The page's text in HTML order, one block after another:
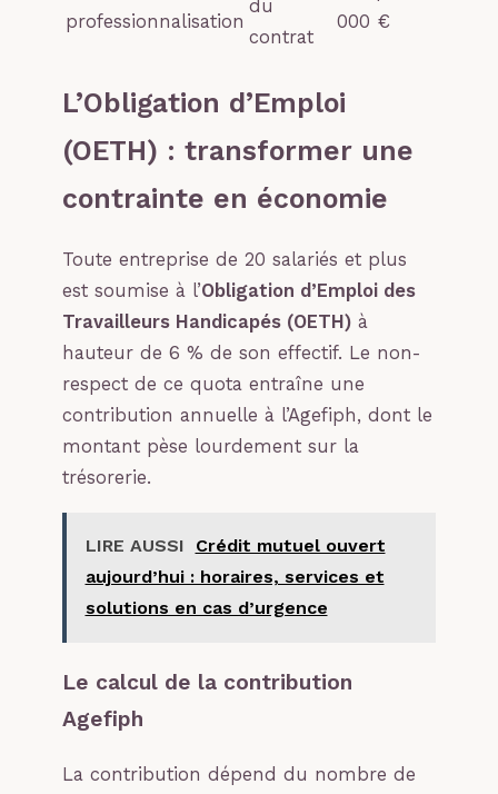
professionnalisation
du
contrat
000 €
L’Obligation d’Emploi
(OETH) : transformer une
contrainte en économie
Toute entreprise de 20 salariés et plus
est soumise à l’Obligation d’Emploi des
Travailleurs Handicapés (OETH) à
hauteur de 6 % de son effectif. Le non-
respect de ce quota entraîne une
contribution annuelle à l’Agefiph, dont le
montant pèse lourdement sur la
trésorerie.
LIRE AUSSI
Crédit mutuel ouvert
aujourd’hui : horaires, services et
solutions en cas d’urgence
Le calcul de la contribution
Agefiph
La contribution dépend du nombre de